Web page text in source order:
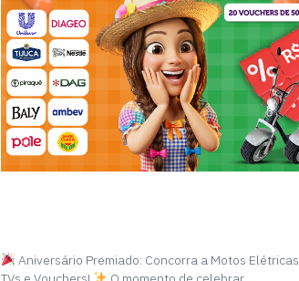
Aniversário Premiado: Concorra a Motos Elétricas,